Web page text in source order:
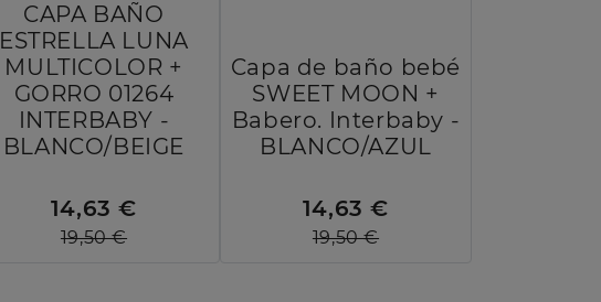
CAPA BAÑO
ESTRELLA LUNA
MULTICOLOR +
GORRO 01264
INTERBABY -
BLANCO/BEIGE
14,63 €
19,50 €
Capa de baño bebé
SWEET MOON +
Babero. Interbaby -
BLANCO/AZUL
14,63 €
19,50 €